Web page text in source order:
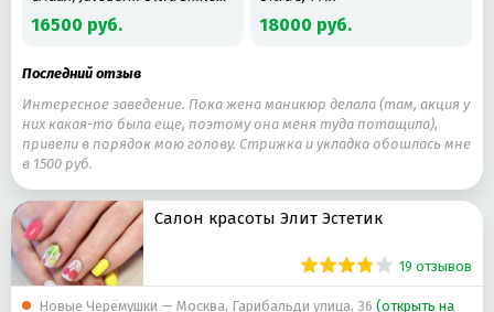
0,55 мл
16500 руб. 18000 руб.
Последний отзыв
Интересное заведение. Пока жена маникюр делала (там, акция у
них какая-то была еще, поэтому она меня туда потащила),
привели в порядок мою голову. Стрижка и укладка обошлась мне
в 1500 руб.
Салон красоты Элит Эстетик
19 отзывов
Новые Черёмушки — Москва, Гарибальди улица, 36 (открыть на